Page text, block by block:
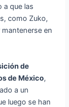
a que las
como Zuko,
en
de
de México,
a un
luego se han